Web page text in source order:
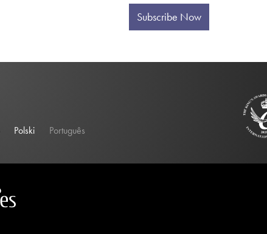
Subscribe Now
Polski Português